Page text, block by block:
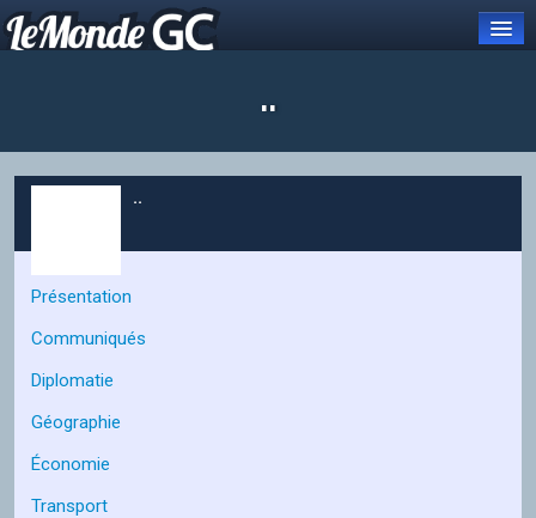
Connexion
Organisations
ORGANES DE L'OCGC
..
..
Présentation
Communiqués
Diplomatie
Géographie
Économie
Transport